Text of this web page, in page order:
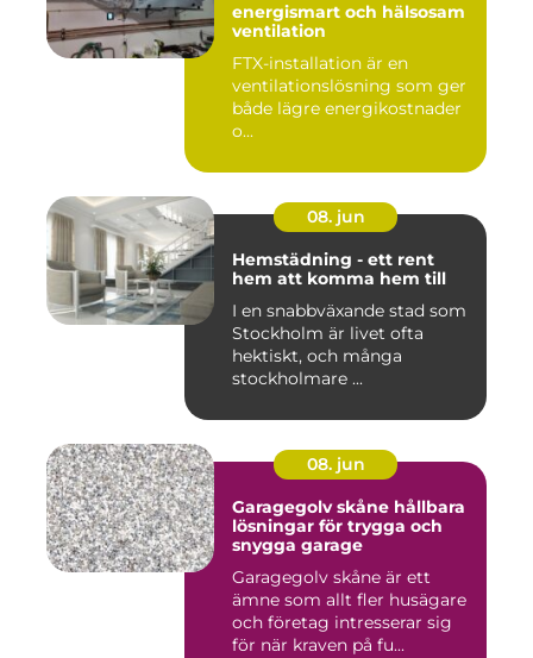
energismart och hälsosam
ventilation
FTX-installation är en
ventilationslösning som ger
både lägre energikostnader
o...
08. jun
Hemstädning - ett rent
hem att komma hem till
I en snabbväxande stad som
Stockholm är livet ofta
hektiskt, och många
stockholmare ...
08. jun
Garagegolv skåne hållbara
lösningar för trygga och
snygga garage
Garagegolv skåne är ett
ämne som allt fler husägare
och företag intresserar sig
för när kraven på fu...